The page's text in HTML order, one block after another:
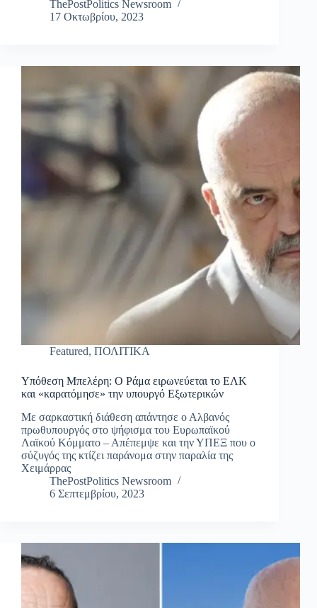
ThePostPolitics Newsroom
17 Οκτωβρίου, 2023
Featured, ΠΟΛΙΤΙΚΑ
Υπόθεση Μπελέρη: Ο Ράμα ειρωνεύεται το ΕΛΚ
και «καρατόμησε» την υπουργό Εξωτερικών
Με σαρκαστική διάθεση απάντησε ο Αλβανός
πρωθυπουργός στο ψήφισμα του Ευρωπαϊκού
Λαϊκού Κόμματο – Απέπεμψε και την ΥΠΕΞ που ο
σύζυγός της κτίζει παράνομα στην παραλία της
Χειμάρρας
ThePostPolitics Newsroom
6 Σεπτεμβρίου, 2023